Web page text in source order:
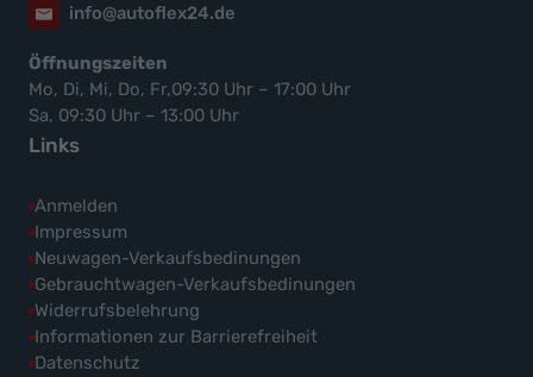
info@autoflex24.de
Öffnungszeiten
Mo, Di, Mi, Do, Fr,09:30 Uhr – 17:00 Uhr
Sa, 09:30 Uhr – 13:00 Uhr
Links
Anmelden
Impressum
Neuwagen-Verkaufsbedinungen
Gebrauchtwagen-Verkaufsbedinungen
Widerrufsbelehrung
Informationen zur Barrierefreiheit
Datenschutz